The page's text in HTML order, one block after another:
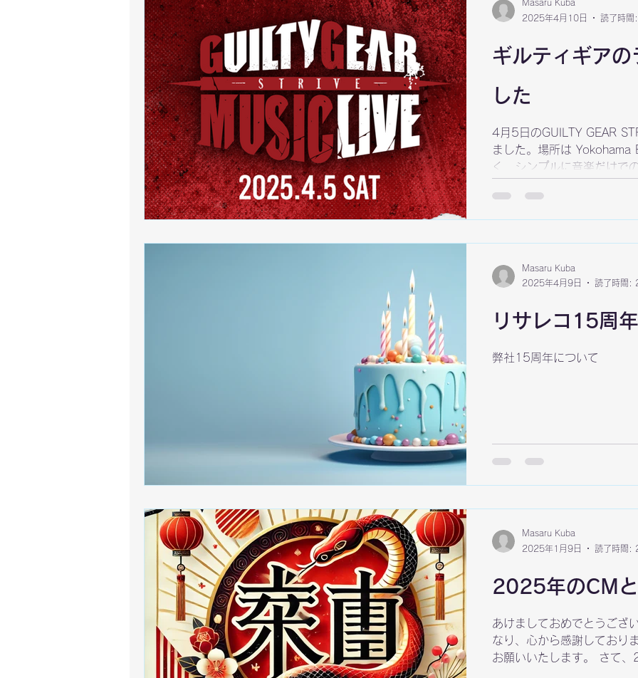
ギルティギア
した
4月5日のGUILTY GEAR
ました。場所は Yokohama
く、シンプルに音楽だけで
こそできる圧巻のライブで
Masaru Kuba
2025年4月10日
読了時間
リサレコ15周年
弊社15周年について
Masaru Kuba
2025年4月9日
読了時間:
2025年のCM
あけましておめでとうござ
なり、心から感謝しており
お願いいたします。 さて
Masaru Kuba
2025年1月9日
読了時間: